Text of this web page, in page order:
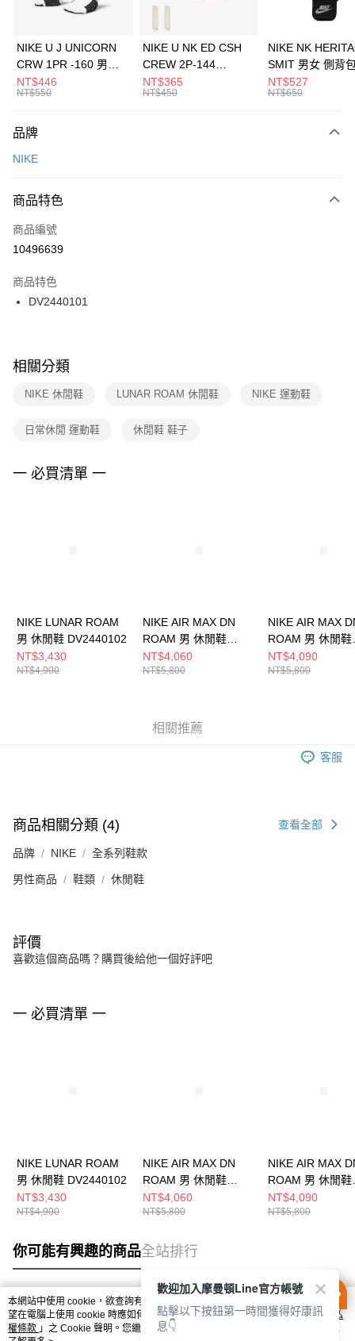
上海商業儲蓄銀行
元大商業銀行
台灣樂天信用卡公司
Apple Pay
全盈+PAY
AFTEE先享後付
【關於「AFTEE先享後付」】
便利好安心！
３．安心：先確認商品／服務後，再付款。
【「AFTEE先享後付」結帳流程】
１．於結帳方式選擇「AFTEE先享後付」後，將跳轉至「AFTEE先享後付」
２．訂單成立數日內，您將收到繳費通知簡訊。
３．收到繳費通知簡訊後14天內，點擊此簡訊中的連結，可透過四大超商／
ATM／網路銀行／等多元方式進行付款，方視為交易完成。
※ 交易是否成功請以「AFTEE先享後付 」之結帳頁面顯示為準，若有關於
是否繳費成功／繳費後需取消欲退款等相關疑問，請聯繫「AFTEE先享後付
客戶支援中心」
https://netprotections.freshdesk.com/support/home
１．透過由恩沛科技股份有限公司提供之「AFTEE先享後付」服務完成之交
２．關於個人資料處理事宜，請瀏覽以下網址：
運送方式
每筆NT$100，滿NT$1,500(含以上)免運費
宅配
每筆NT$100，滿NT$1,500(含以上)免運費
付款後門市自取
每筆NT$100，滿NT$1,500(含以上)免運費
NIKE U J UNICORN
CRW 1PR -160 男女
中統襪 FZ3393100
NT$446
NT$550
NIKE U NK ED CSH
CREW 2P-144
EMBRDY 男女 短統襪
FZ3073133
NT$365
NT$450
NIKE NK
SMIT 男女 側背
BA5871010
NT$527
NT$650
品牌
NIKE
商品特色
商品編號
10496639
商品特色
DV2440101
相關分類
NIKE 休閒鞋 LUNAR ROAM 休閒鞋 NIKE 運動鞋
日常休閒 運動鞋 休閒鞋 鞋子
一 必買清單 一
NIKE LUNAR ROAM
男 休閒鞋 DV2440102
NT$3,430
NT$4,900
NIKE AIR MAX DN
ROAM 男 休閒鞋
HQ8605001
NT$4,060
NT$5,800
NIKE AIR MAX
ROAM 男 休閒鞋
HQ8605200
NT$4,090
NT$5,800
相關推薦
客服
商品相關分類 (4) 查看全部
品牌 NIKE 全系列鞋款
男性商品 鞋類 休閒鞋
評價
喜歡這個商品嗎？購買後給他一個好評吧
一 必買清單 一
NIKE LUNAR ROAM
男 休閒鞋 DV2440102
NT$3,430
NT$4,900
NIKE AIR MAX DN
ROAM 男 休閒鞋
HQ8605001
NT$4,060
NT$5,800
NIKE AIR MAX
ROAM 男 休閒鞋
HQ8605200
NT$4,090
NT$5,800
你可能有興趣的商品全站排行
熱門標籤
本網站中使用 cookie，欲查詢有關本網站使用 cookie 方式之詳情，及若您不希
望在電腦上使用 cookie 時應如何變更電腦的 cookie 設定，請參閱本網站「
隱私
權條款 」之 Cookie 聲明。您繼續使用本網站即表示您同意本公司得按本網站使
歡迎加入摩曼頓Line官方帳號
點擊以下按鈕第一時間獲得好康訊
息👇